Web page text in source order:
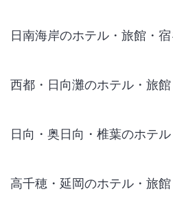
日南海岸のホテル・旅館・
西都・日向灘のホテル・旅
日向・奥日向・椎葉のホテ
高千穂・延岡のホテル・旅